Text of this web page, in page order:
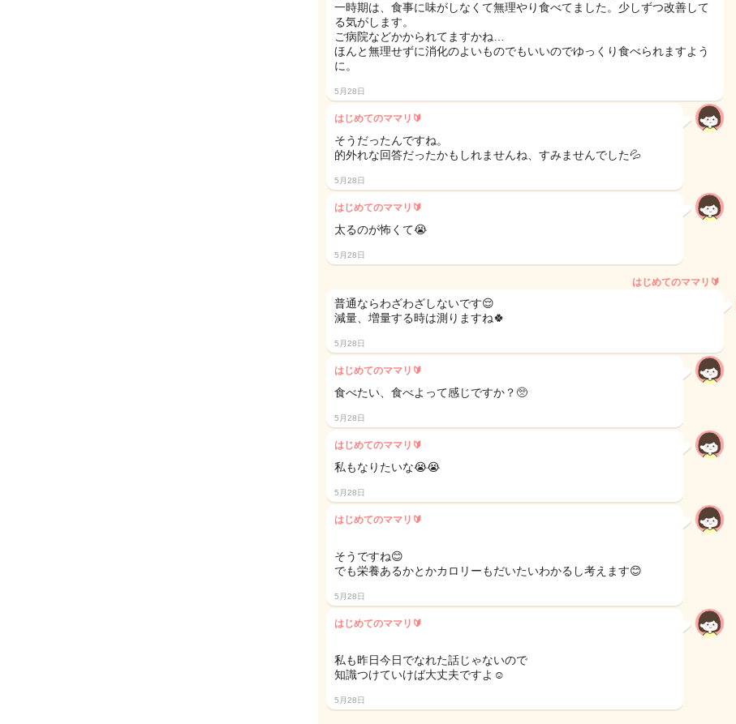
一時期は、食事に味がしなくて無理やり食べてました。少しずつ改善して
る気がします。
ご病院などかかられてますかね…
ほんと無理せずに消化のよいものでもいいのでゆっくり食べられますよう
に。
5月28日
はじめてのママリ🔰
そうだったんですね。
的外れな回答だったかもしれませんね、すみませんでした💦
5月28日
はじめてのママリ🔰
太るのが怖くて😭
5月28日
はじめてのママリ🔰
普通ならわざわざしないです😌
減量、増量する時は測りますね🍀
5月28日
はじめてのママリ🔰
食べたい、食べよって感じですか？🥺
5月28日
はじめてのママリ🔰
私もなりたいな😭😭
5月28日
はじめてのママリ🔰
そうですね😊
でも栄養あるかとかカロリーもだいたいわかるし考えます😊
5月28日
はじめてのママリ🔰
私も昨日今日でなれた話じゃないので
知識つけていけば大丈夫ですよ☺️
5月28日